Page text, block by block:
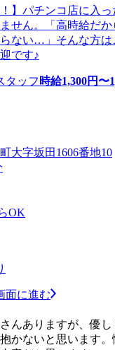
！】パチンコ店に入
せん。「高時給だ
ない…」そんな方は
です♪
タッフ 時給1,300円〜
大字坂田1606番地10
OK
面に進む
んありますが、優
かないと思います